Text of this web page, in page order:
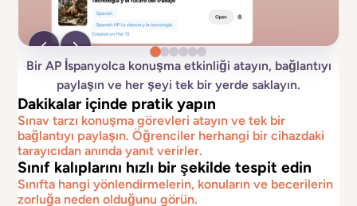
Bir AP İspanyolca konuşma etkinliği atayın, bağlantıyı
paylaşın ve her şeyi tek bir yerde saklayın.
Dakikalar içinde pratik yapın
Sınav tarzı konuşma görevleri atayın ve tek bir
bağlantıyı paylaşın. Öğrenciler herhangi bir cihazdaki
tarayıcıdan anında yanıt verirler.
Sınıf kalıplarını hızlı bir şekilde tespit edin
Sınıfta hangi yönlendirmelerin, konuların ve becerilerin
zorluğa neden olduğunu görün.